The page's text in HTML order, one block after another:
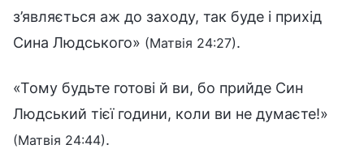
з’являється аж до заходу, так буде і прихід
Сина Людського» (Матвія 24:27).
«Тому будьте готові й ви, бо прийде Син
Людський тієї години, коли ви не думаєте!»
(Матвія 24:44).